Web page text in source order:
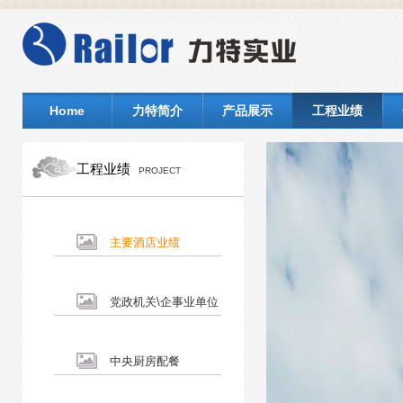
Home 力特简介 产品展示 工程业绩
工程业绩 PROJECT
主要酒店业绩
党政机关\企事业单位
中央厨房配餐